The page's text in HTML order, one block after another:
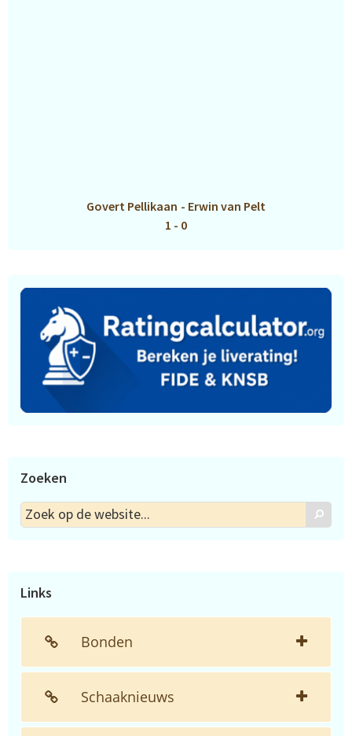
Govert Pellikaan - Erwin van Pelt
1 - 0
Zoeken
Zoek
op
Zoek
Links
Bonden
Schaaknieuws